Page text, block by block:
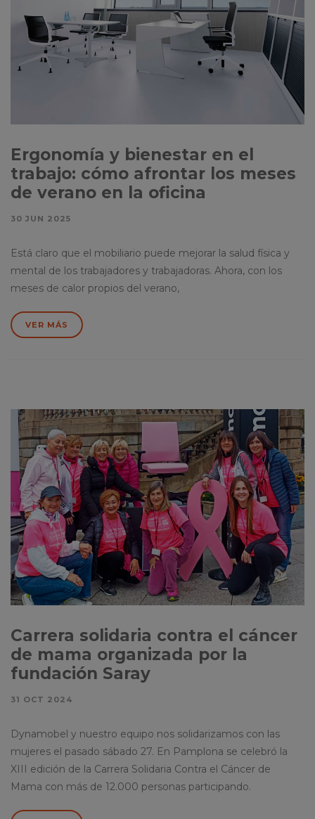
Ergonomía y bienestar en el
trabajo: cómo afrontar los meses
de verano en la oficina
30 JUN 2025
Está claro que el mobiliario puede mejorar la salud física y
mental de los trabajadores y trabajadoras. Ahora, con los
meses de calor propios del verano,
VER MÁS
Carrera solidaria contra el cáncer
de mama organizada por la
fundación Saray
31 OCT 2024
Dynamobel y nuestro equipo nos solidarizamos con las
mujeres el pasado sábado 27. En Pamplona se celebró la
XIII edición de la Carrera Solidaria Contra el Cáncer de
Mama con más de 12.000 personas participando.